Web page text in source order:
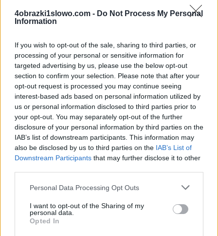
4obrazki1slowo.com - Do Not Process My Personal
Information
If you wish to opt-out of the sale, sharing to third parties, or
processing of your personal or sensitive information for
targeted advertising by us, please use the below opt-out
section to confirm your selection. Please note that after your
opt-out request is processed you may continue seeing
interest-based ads based on personal information utilized by
us or personal information disclosed to third parties prior to
your opt-out. You may separately opt-out of the further
disclosure of your personal information by third parties on the
IAB’s list of downstream participants. This information may
also be disclosed by us to third parties on the IAB’s List of
Downstream Participants that may further disclose it to other
Personal Data Processing Opt Outs
I want to opt-out of the Sharing of my
personal data.
Opted In
Znaleźliśmy 4 łamigłówek.
wszystkie litery:
Wyszukaj
według
liter,
wprowadź
wszystkie
litery:
Szukaj
Kliknij na zdjęcie, aby zobaczyć odpowiedź.